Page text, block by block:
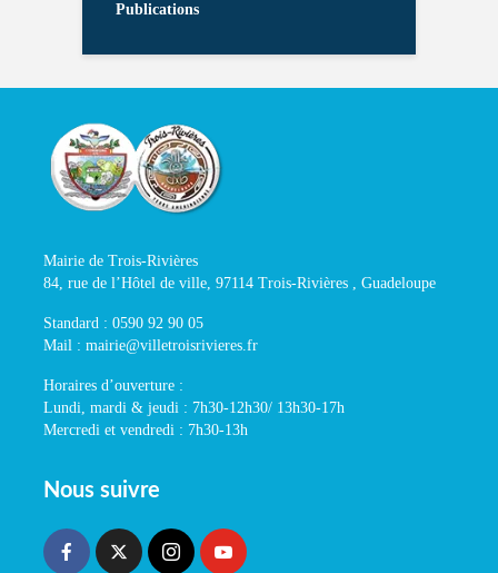
Publications
Mairie de Trois-Rivières
84, rue de l’Hôtel de ville, 97114 Trois-Rivières , Guadeloupe
Standard : 0590 92 90 05
Mail : mairie@villetroisrivieres.fr
Horaires d’ouverture :
Lundi, mardi & jeudi : 7h30-12h30/ 13h30-17h
Mercredi et vendredi : 7h30-13h
Nous suivre